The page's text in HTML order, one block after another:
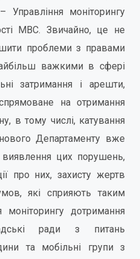
моніторингу
МВС. Звичайно, це не
проблеми з правами
важкими в сфері
затримання і арешти,
на отримання
в тому числі, катування
Департаменту вже
виявлення цих порушень,
про них, захисту жертв
які сприяють таким
моніторингу дотримання
ради з питань
та мобільні групи з